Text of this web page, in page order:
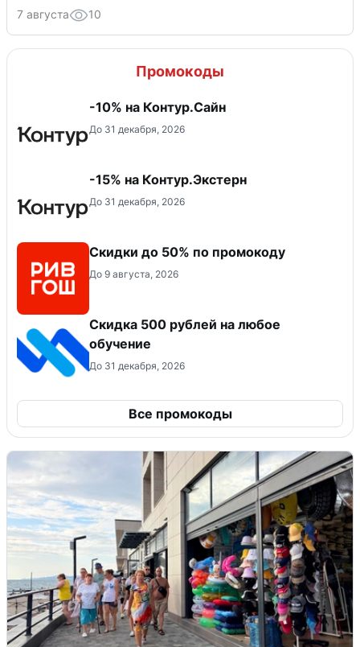
7 августа 10
Промокоды
-10% на Контур.Сайн
До 31 декабря, 2026
-15% на Контур.Экстерн
До 31 декабря, 2026
Скидки до 50% по промокоду
До 9 августа, 2026
Скидка 500 рублей на любое
обучение
До 31 декабря, 2026
Все промокоды